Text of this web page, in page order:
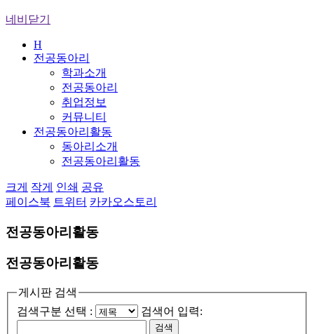
네비닫기
H
전공동아리
학과소개
전공동아리
취업정보
커뮤니티
전공동아리활동
동아리소개
전공동아리활동
크게 작게 인쇄 공유
페이스북 트위터 카카오스토리
전공동아리활동
전공동아리활동
게시판 검색
검색구분 선택 :
검색어 입력: